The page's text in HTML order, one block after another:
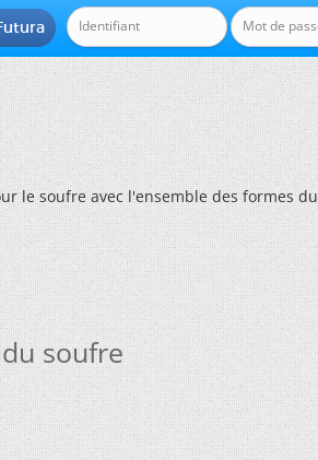
le soufre avec l'ensemble des formes
soufre